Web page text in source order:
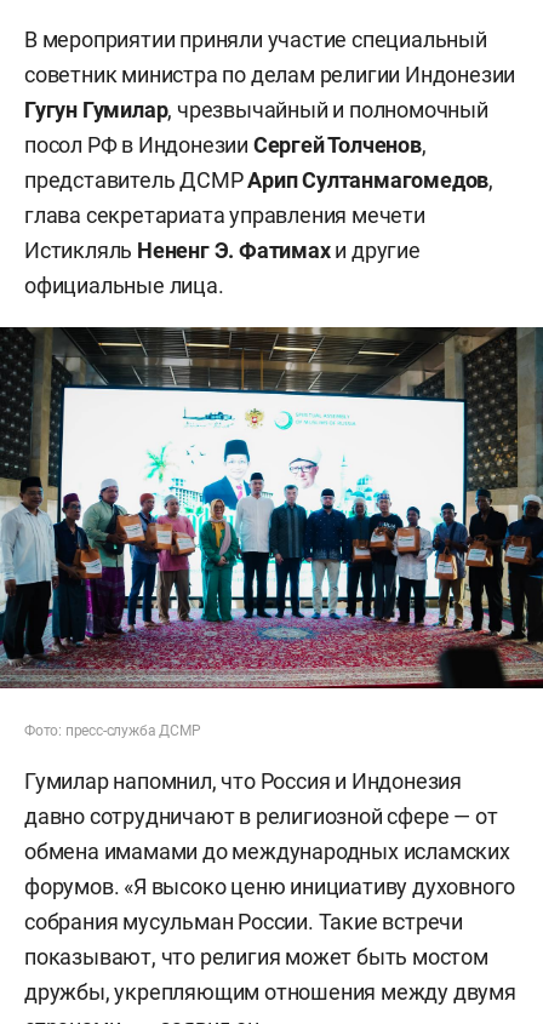
В мероприятии приняли участие специальный
советник министра по делам религии Индонезии
Гугун Гумилар, чрезвычайный и полномочный
посол РФ в Индонезии Сергей Толченов,
представитель ДСМРАрип Султанмагомедов,
глава секретариата управления мечети
Истикляль Нененг Э. Фатимахи другие
официальные лица.
Фото: пресс-служба ДСМР
Гумилар напомнил, что Россия и Индонезия
давно сотрудничают в религиозной сфере — от
обмена имамами до международных исламских
форумов. «Я высоко ценю инициативу духовного
собрания мусульман России. Такие встречи
показывают, что религия может быть мостом
дружбы, укрепляющим отношения между двумя